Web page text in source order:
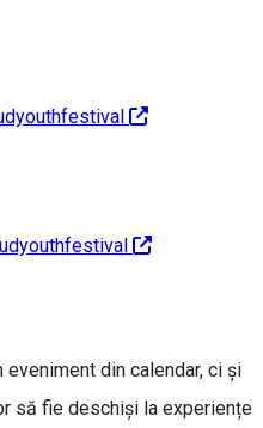
din calendar, ci și
să fie deschiși la experiențe